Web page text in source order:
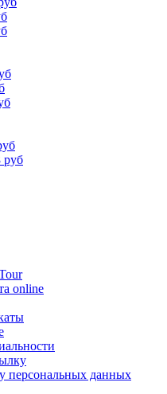
руб
online
персональных данных